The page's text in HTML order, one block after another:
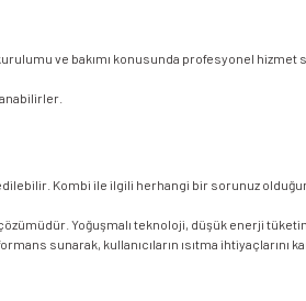
ve bakımı konusunda profesyonel
Kombi ile ilgili herhangi bir sorunuz
Yoğuşmalı teknoloji, düşük enerji
sunarak, kullanıcıların ısıtma ihtiyaçlarını